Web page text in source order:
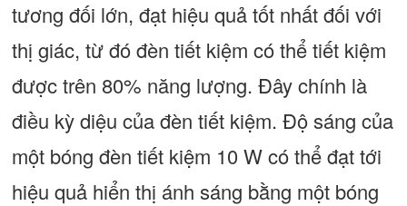
tương đối lớn, đạt hiệu quả tốt nhất đối với
thị giác, từ đó đèn tiết kiệm có thể tiết kiệm
được trên 80% năng lượng. Đây chính là
điều kỳ diệu của đèn tiết kiệm. Độ sáng của
một bóng đèn tiết kiệm 10 W có thể đạt tới
hiệu quả hiển thị ánh sáng bằng một bóng